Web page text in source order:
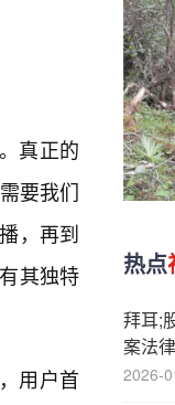
真正的
要我们
，再到
其独特
用户首
热点
拜耳;
案法
2026-